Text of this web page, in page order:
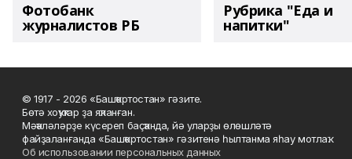
Фотобанк
журналистов РБ
Рубрика "Еда и
напитки"
© 1917 - 2026 «Башҡортостан» гәзите.
Бөтә хоҡуҡтар ҙа яҡланған.
Мәҡәләләрҙе күсереп баҫҡанда, йә уларҙы өлөшләтә
файҙаланғанда «Башҡортостан» гәзитенә һылтанма яһау мотлаҡ.
Об использовании персональных данных